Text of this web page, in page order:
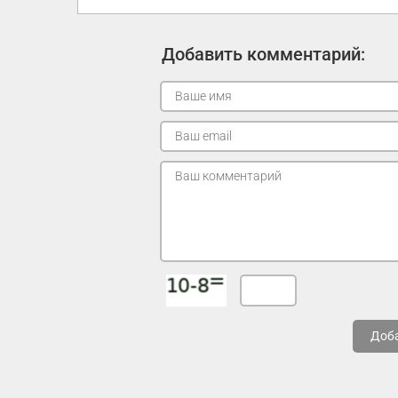
Добавить комментарий: